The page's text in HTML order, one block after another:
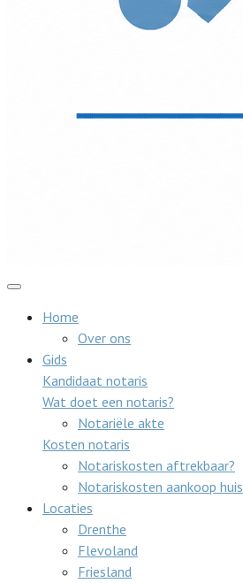
Home
Over ons
Gids
Kandidaat notaris
Wat doet een notaris?
Notariële akte
Kosten notaris
Notariskosten aftrekbaar?
Notariskosten aankoop huis
Locaties
Drenthe
Flevoland
Friesland